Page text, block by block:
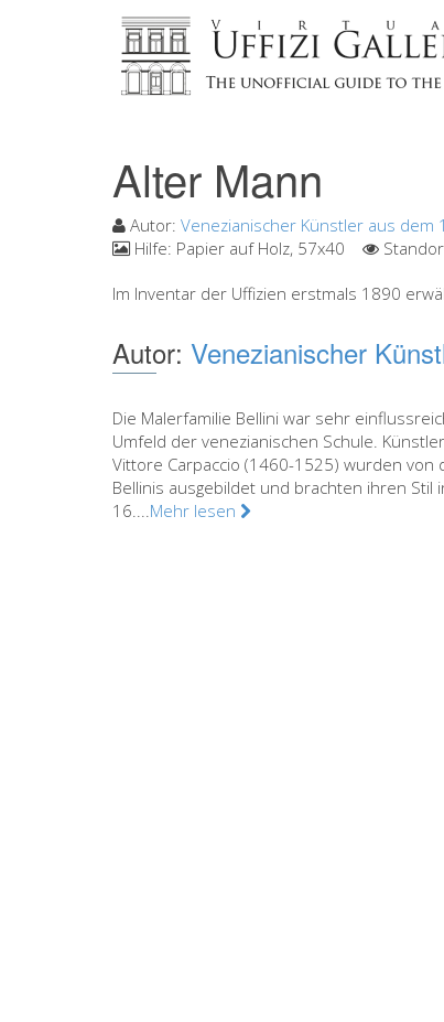
Alter Mann
Autor: Venezianischer Künstler aus dem
Hilfe: Papier auf Holz, 57x40
Im Inventar der Uffizien erstmals 1890
Autor: Venezianischer
Die Malerfamilie Bellini war sehr
Umfeld der venezianischen Schule.
Vittore Carpaccio (1460-1525) wurden von
Bellinis ausgebildet und brachten ihren Stil
16....Mehr lesen